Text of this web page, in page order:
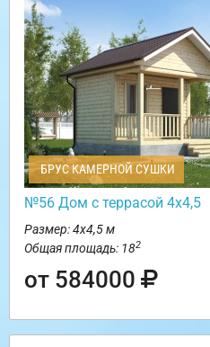
БРУС КАМЕРНОЙ СУШКИ
№56 Дом с террасой 4х4,5
Размер: 4х4,5 м
Общая площадь: 182
от 584000